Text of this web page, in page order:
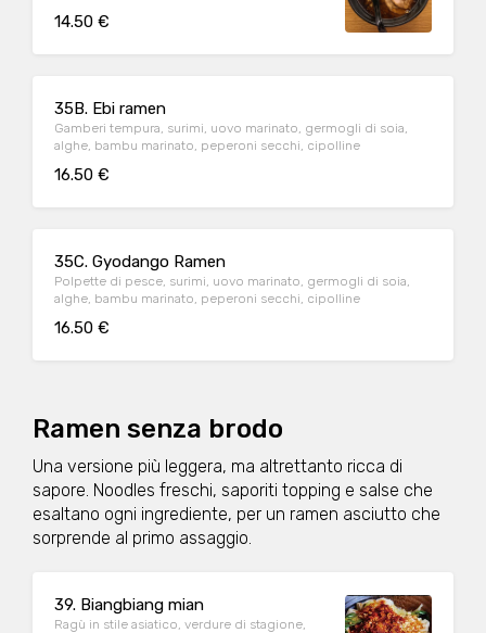
con involtino di sfoglia
14.50 €
35B. Ebi ramen
Gamberi tempura, surimi, uovo marinato, germogli di soia,
alghe, bambu marinato, peperoni secchi, cipolline
16.50 €
35C. Gyodango Ramen
Polpette di pesce, surimi, uovo marinato, germogli di soia,
alghe, bambu marinato, peperoni secchi, cipolline
16.50 €
Ramen senza brodo
Una versione più leggera, ma altrettanto ricca di
sapore. Noodles freschi, saporiti topping e salse che
esaltano ogni ingrediente, per un ramen asciutto che
sorprende al primo assaggio.
39. Biangbiang mian
Ragù in stile asiatico, verdure di stagione,